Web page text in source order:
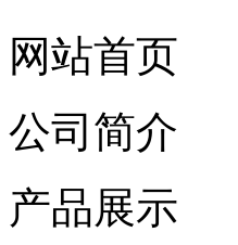
网站首页
公司简介
产品展示